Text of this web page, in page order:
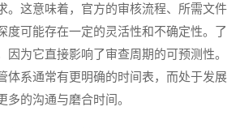
。这意味着，官方的审核流程、所需文件
度可能存在一定的灵活性和不确定性。了
因为它直接影响了审查周期的可预测性。
体系通常有更明确的时间表，而处于发展
多的沟通与磨合时间。